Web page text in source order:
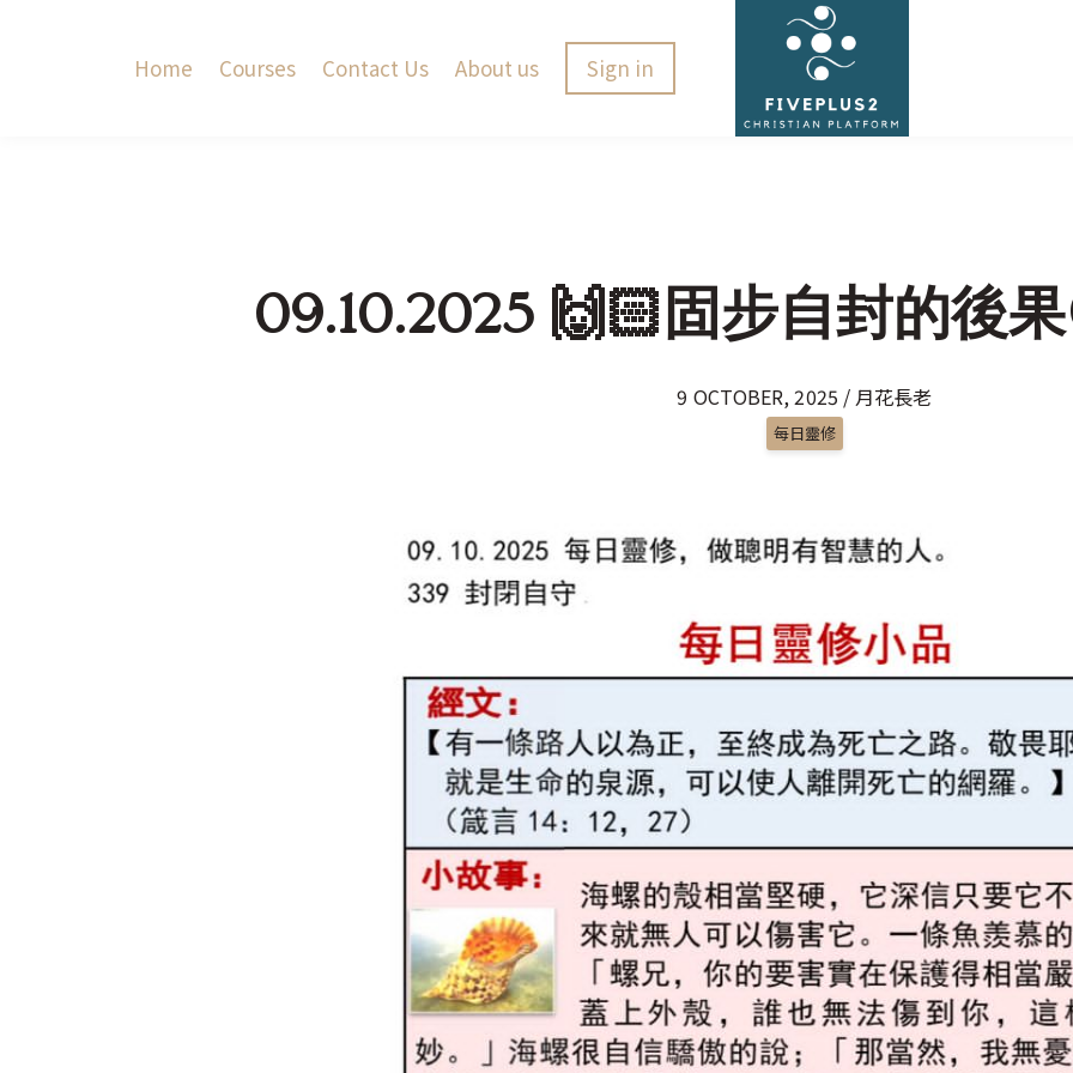
Home Courses Contact Us About us Sign in
09.10.2025 🙌🏻固步自封的後
9 OCTOBER, 2025 / 月花長老
每日靈修